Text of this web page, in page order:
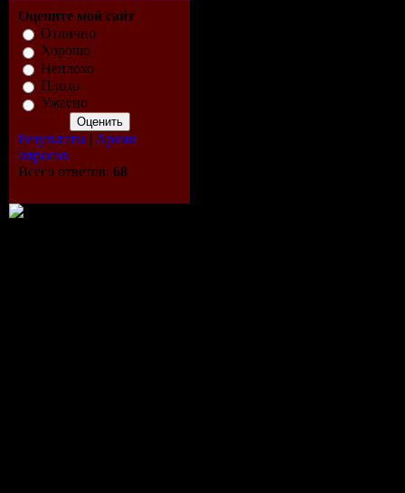
Оцените мой сайт
Отлично
Хорошо
Неплохо
Плохо
Ужасно
Результаты | Архив
опросов
Всего ответов: 68